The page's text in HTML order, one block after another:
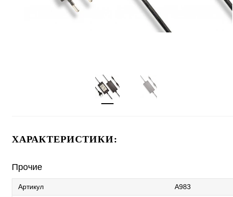
ХАРАКТЕРИСТИКИ:
Прочие
Артикул A983